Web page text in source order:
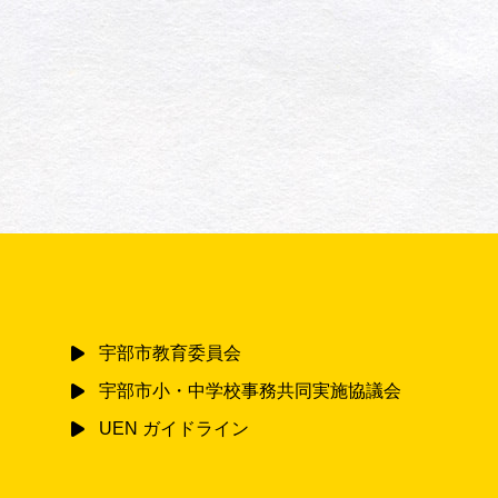
宇部市教育委員会
宇部市小・中学校事務共同実施協議会
UEN ガイドライン